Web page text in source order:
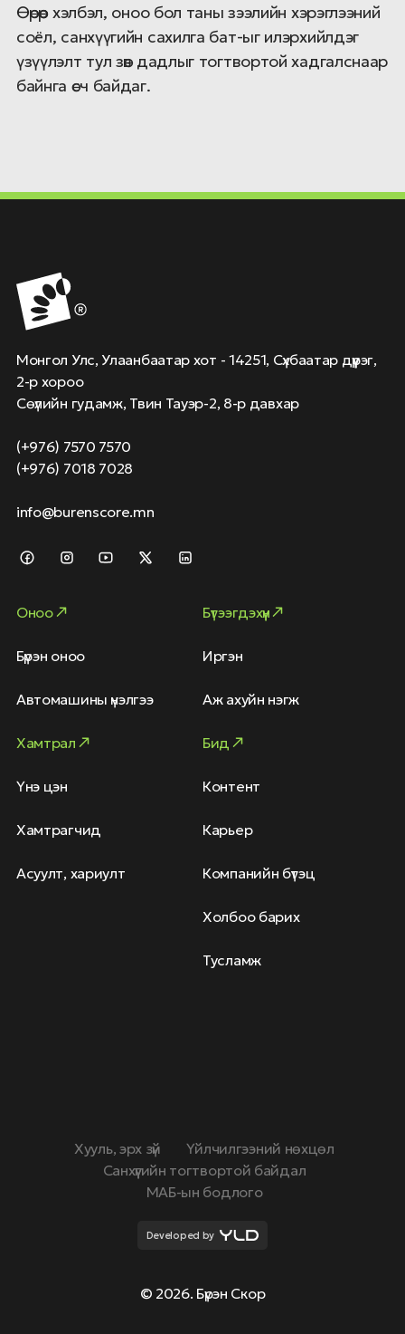
Өөрөөр хэлбэл, оноо бол таны зээлийн хэрэглээний
соёл, санхүүгийн сахилга бат-ыг илэрхийлдэг
үзүүлэлт тул зөв дадлыг тогтвортой хадгалснаар
байнга өсч байдаг.
Монгол Улс, Улаанбаатар хот - 14251, Сүхбаатар дүүрэг,
2-р хороо
Сөүлийн гудамж, Твин Тауэр-2, 8-р давхар
(+976) 7570 7570
(+976) 7018 7028
info@burenscore.mn
Оноо
Бүрэн оноо
Автомашины үнэлгээ
Бүтээгдэхүүн
Иргэн
Аж ахуйн нэгж
Хамтрал
Үнэ цэн
Хамтрагчид
Асуулт, хариулт
Бид
Контент
Карьер
Компанийн бүтэц
Холбоо барих
Тусламж
© 2026. Бүрэн Скор
Хууль, эрх зүй
Үйлчилгээний нөхцөл
Санхүүгийн тогтвортой байдал
МАБ-ын бодлого
Developed by